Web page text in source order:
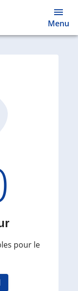
Menu
pour le